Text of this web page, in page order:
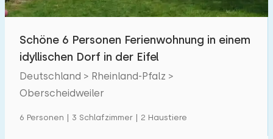
Schöne 6 Personen Ferienwohnung in einem
idyllischen Dorf in der Eifel
Deutschland > Rheinland-Pfalz >
Oberscheidweiler
6 Personen | 3 Schlafzimmer | 2 Haustiere